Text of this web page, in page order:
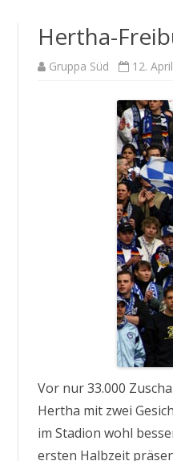
Hertha-
Gruppa Süd 12.
Vor nur 33.000
Hertha mit zwei
im Stadion wohl
ersten Halbzeit